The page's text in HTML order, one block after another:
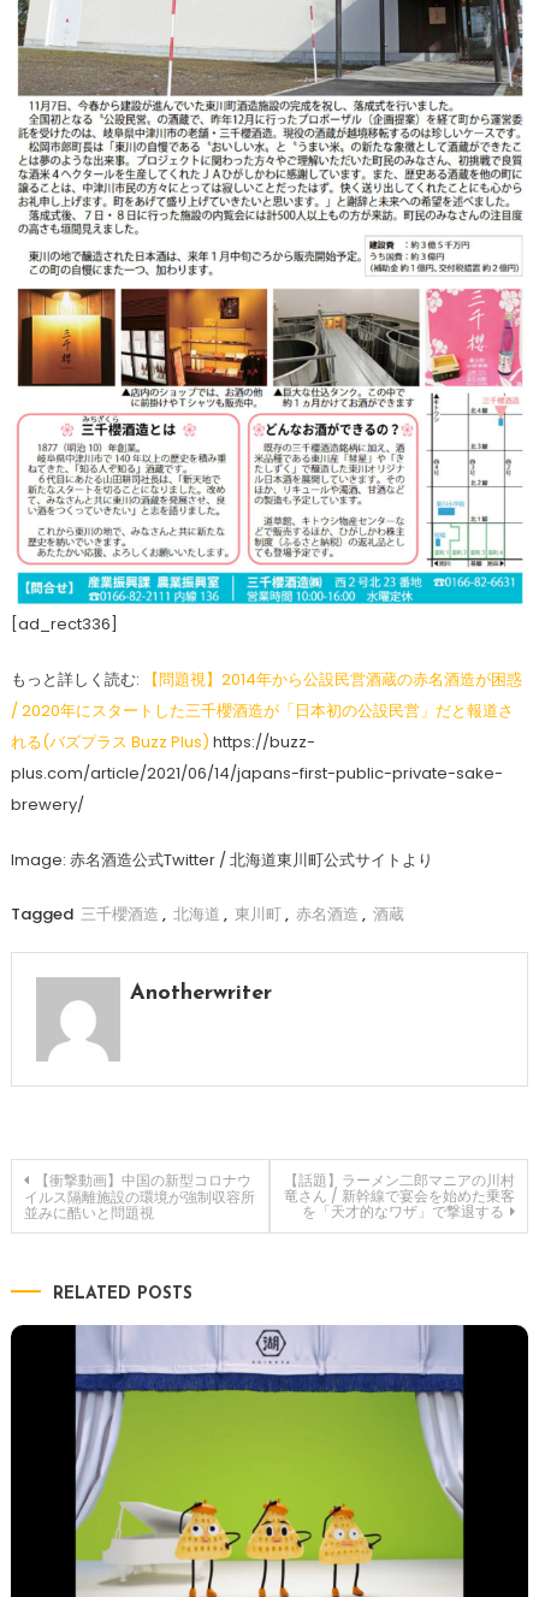
[ad_rect336]
もっと詳しく読む:
【問題視】2014年から公設民営酒蔵の赤名酒造が困惑
/ 2020年にスタートした三千櫻酒造が「日本初の公設民営」だと報道さ
れる(バズプラス Buzz Plus) https://buzz-
plus.com/article/2021/06/14/japans-first-public-private-sake-
brewery/
Image: 赤名酒造公式Twitter / 北海道東川町公式サイトより
Tagged 三千櫻酒造 , 北海道 , 東川町, 赤名酒造 , 酒蔵
Anotherwriter
投
稿
ナ
ビ
【衝撃動画】中国の新型コロナウ
イルス隔離施設の環境が強制収容所
並みに酷いと問題視
【話題】ラーメン二郎マニアの川村
竜さん / 新幹線で宴会を始めた乗客
を「天才的なワザ」で撃退する
RELATED POSTS